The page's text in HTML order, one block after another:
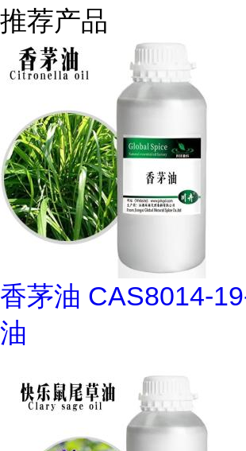
推荐产品
香茅油 CAS8014-
油